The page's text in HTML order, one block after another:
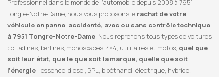
Professionnel dans le monde de l’automobile depuis 2008 à 7951
Tongre-Notre-Dame, nous vous proposons le rachat de votre
véhicule en panne, accidenté, avec ou sans contrôle technique
à 7951 Tongre-Notre-Dame. Nous reprenons tous types de voitures
: citadines, berlines, monospaces, 4×4, utilitaires et motos, quel que
soit leur état, quelle que soit la marque, quelle que soit
l’énergie : essence, diesel, GPL, bioéthanol, électrique, hybride.